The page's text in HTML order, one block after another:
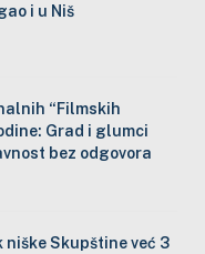
i u Niš
“Filmskih
Grad i glumci
bez odgovora
niške Skupštine već 3